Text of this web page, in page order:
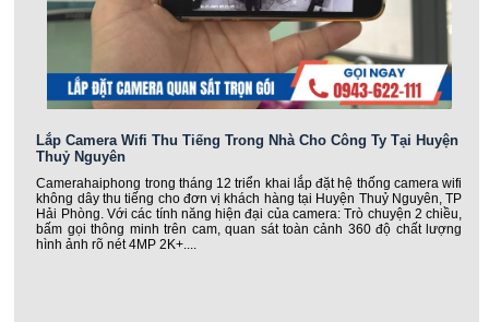
Lắp Camera Wifi Thu Tiếng Trong Nhà Cho Công Ty Tại Huyện
Thuỷ Nguyên
Camerahaiphong trong tháng 12 triển khai lắp đặt hệ thống camera wifi
không dây thu tiếng cho đơn vị khách hàng tại Huyện Thuỷ Nguyên, TP
Hải Phòng. Với các tính năng hiện đại của camera: Trò chuyện 2 chiều,
bấm gọi thông minh trên cam, quan sát toàn cảnh 360 độ chất lượng
hình ảnh rõ nét 4MP 2K+....